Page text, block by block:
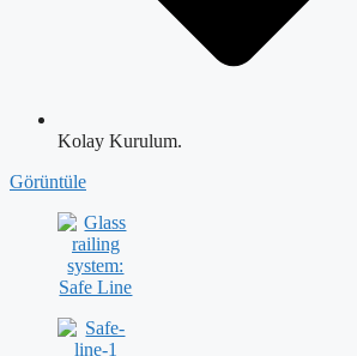
Kolay Kurulum.
Görüntüle